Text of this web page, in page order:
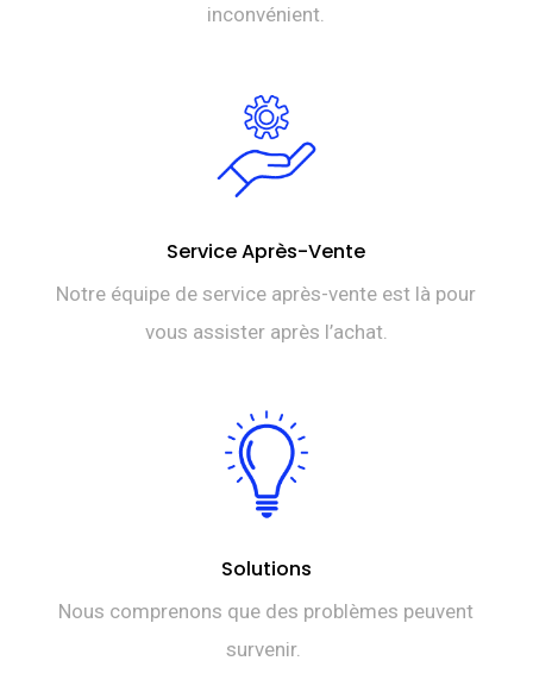
inconvénient.
Service Après-Vente
Notre équipe de service après-vente est là pour
vous assister après l’achat.
Solutions
Nous comprenons que des problèmes peuvent
survenir.